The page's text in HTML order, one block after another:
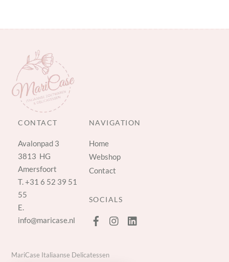
CONTACT
Avalonpad 3
3813 HG
Amersfoort
T.+31 6 52 39 51
55
E.
info@maricase.nl
NAVIGATION
Home
Webshop
Contact
SOCIALS
MariCase Italiaanse Delicatessen